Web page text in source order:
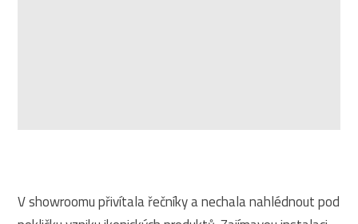
V showroomu přivítala řečníky a nechala nahlédnout pod